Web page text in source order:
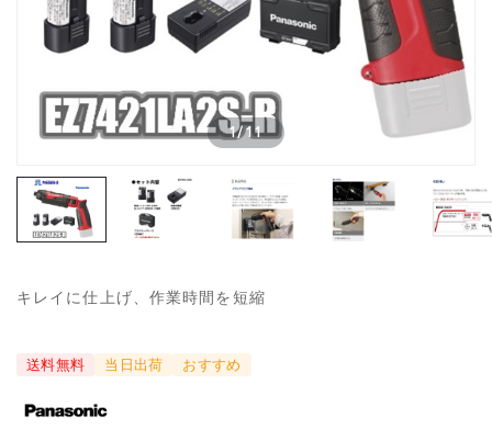
1/11
キレイに仕上げ、作業時間を短縮
送料無料 当日出荷 おすすめ